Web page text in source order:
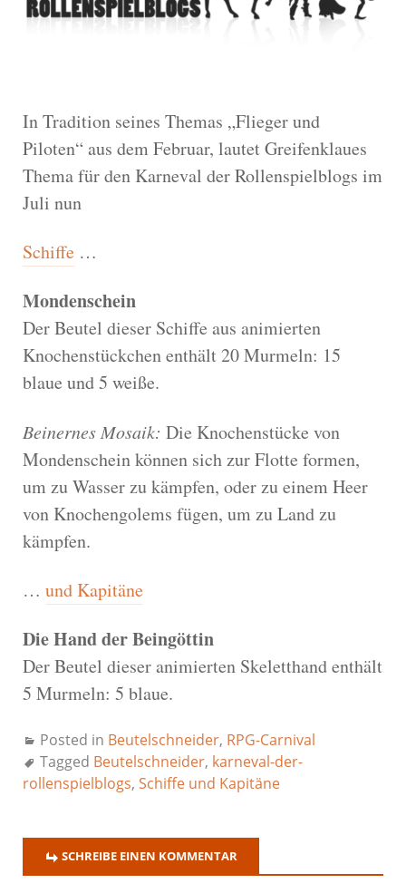
In Tradition seines Themas „Flieger und
Piloten“ aus dem Februar, lautet Greifenklaues
Thema für den Karneval der Rollenspielblogs im
Juli nun
Schiffe …
Mondenschein
Der Beutel dieser Schiffe aus animierten
Knochenstückchen enthält 20 Murmeln: 15
blaue und 5 weiße.
Beinernes Mosaik: Die Knochenstücke von
Mondenschein können sich zur Flotte formen,
um zu Wasser zu kämpfen, oder zu einem Heer
von Knochengolems fügen, um zu Land zu
kämpfen.
… und Kapitäne
Die Hand der Beingöttin
Der Beutel dieser animierten Skeletthand enthält
5 Murmeln: 5 blaue.
Posted in Beutelschneider, RPG-Carnival
Tagged Beutelschneider, karneval-der-
rollenspielblogs, Schiffe und Kapitäne
SCHREIBE EINEN KOMMENTAR